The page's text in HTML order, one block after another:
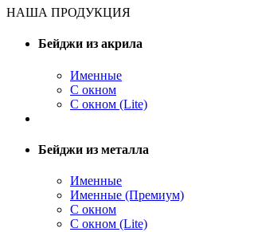
НАША ПРОДУКЦИЯ
Бейджи из акрила
Именные
С окном
С окном (Lite)
Бейджи из металла
Именные
Именные (Премиум)
С окном
С окном (Lite)